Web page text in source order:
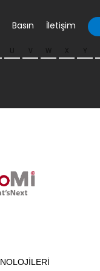
Basın İletişim
U V W X Y